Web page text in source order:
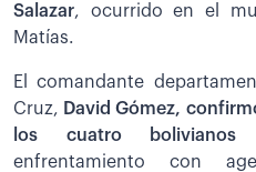
Salazar, ocurrido en el
Matías.
El comandante
Cruz, David Gómez,
los cuatro bolivianos
enfrentamiento con